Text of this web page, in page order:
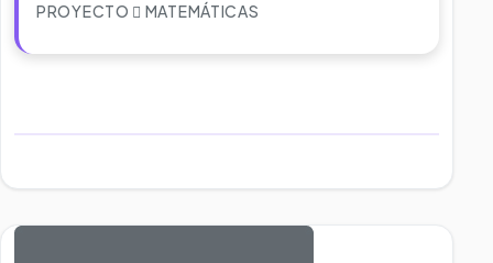
PROYECTO MATEMÁTICAS